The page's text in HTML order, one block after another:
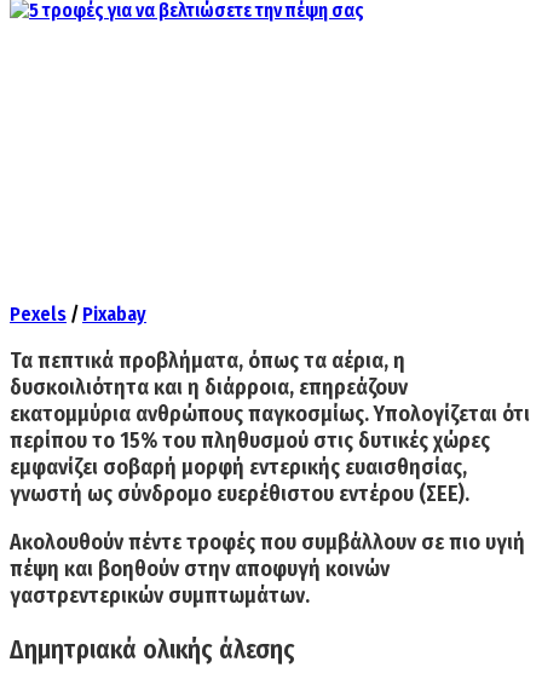
Pexels / Pixabay
Τα πεπτικά προβλήματα, όπως τα αέρια, η
δυσκοιλιότητα και η διάρροια, επηρεάζουν
εκατομμύρια ανθρώπους παγκοσμίως. Υπολογίζεται ότι
περίπου το 15% του πληθυσμού στις δυτικές χώρες
εμφανίζει σοβαρή μορφή εντερικής ευαισθησίας,
γνωστή ως σύνδρομο ευερέθιστου εντέρου (ΣΕΕ).
Ακολουθούν πέντε τροφές που συμβάλλουν σε πιο υγιή
πέψη και βοηθούν στην αποφυγή κοινών
γαστρεντερικών συμπτωμάτων.
Δημητριακά ολικής άλεσης